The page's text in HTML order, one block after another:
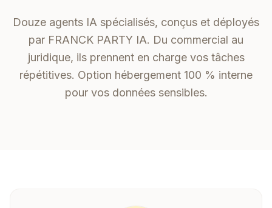
Douze agents IA spécialisés, conçus et déployés
par FRANCK PARTY IA. Du commercial au
juridique, ils prennent en charge vos tâches
répétitives. Option hébergement 100 % interne
pour vos données sensibles.